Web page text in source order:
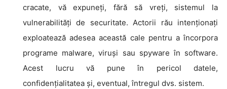
cracate, vă expuneți, fără să vreți, sistemul la
vulnerabilități de securitate. Actorii rău intenționați
exploatează adesea această cale pentru a încorpora
programe malware, viruși sau spyware în software.
Acest lucru vă pune în pericol datele,
confidențialitatea și, eventual, întregul dvs. sistem.